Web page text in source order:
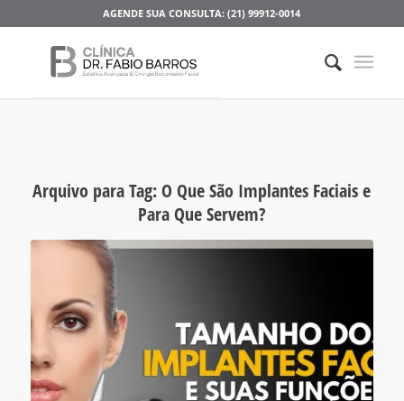
AGENDE SUA CONSULTA: (21) 99912-0014
Arquivo para Tag:O Que São Implantes Faciais e
Para Que Servem?